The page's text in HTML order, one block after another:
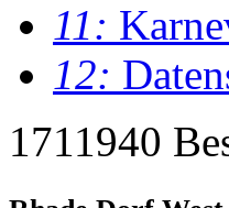
11:
12:
1711940